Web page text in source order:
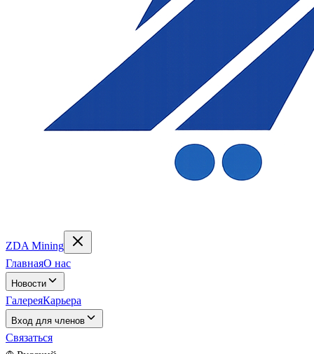
ZDA Mining
ГлавнаяО нас
Новости
ГалереяКарьера
Вход для членов
Связаться